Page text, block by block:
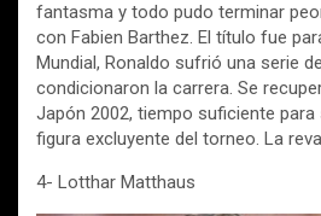
fantasma y todo pudo terminar
con Fabien Barthez. El título fue
Mundial, Ronaldo sufrió una serie
condicionaron la carrera. Se
Japón 2002, tiempo suficiente
figura excluyente del torneo. La
4- Lotthar Matthaus